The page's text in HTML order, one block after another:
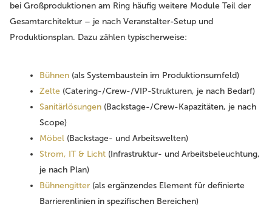
bei Großproduktionen am Ring häufig weitere Module Teil der
Gesamtarchitektur – je nach Veranstalter-Setup und
Produktionsplan. Dazu zählen typischerweise:
Bühnen (als Systembaustein im Produktionsumfeld)
Zelte (Catering-/Crew-/VIP-Strukturen, je nach Bedarf)
Sanitärlösungen (Backstage-/Crew-Kapazitäten, je nach
Scope)
Möbel (Backstage- und Arbeitswelten)
Strom, IT & Licht (Infrastruktur- und Arbeitsbeleuchtung,
je nach Plan)
Bühnengitter (als ergänzendes Element für definierte
Barrierenlinien in spezifischen Bereichen)